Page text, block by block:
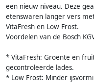
een nieuw niveau. Deze
etenswaren langer vers
VitaFresh en Low Frost.
Voordelen van de Bosch
* VitaFresh: Groente en
gecontroleerde lades.
* Low Frost: Minder